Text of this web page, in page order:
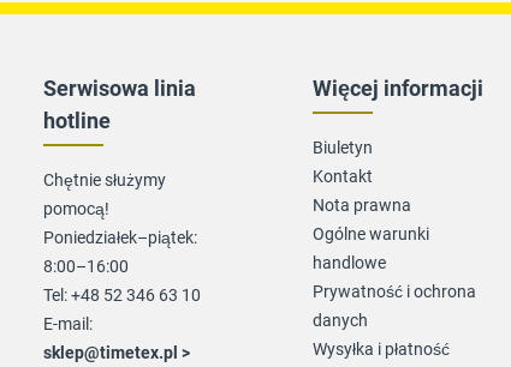
Serwisowa linia
hotline
Chętnie służymy
pomocą!
Poniedziałek–piątek:
8:00–16:00
Tel: +48 52 346 63 10
E-mail:
sklep@timetex.pl >
Więcej informacji
Biuletyn
Kontakt
Nota prawna
Ogólne warunki
handlowe
Prywatność i ochrona
danych
Wysyłka i płatność